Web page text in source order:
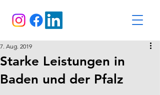
Starke Leistungen in
Baden und der Pfalz
7. Aug. 2019